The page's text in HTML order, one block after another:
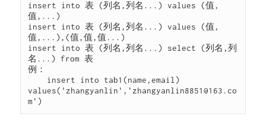
insert into 表 (列名,列名...) values (值,
值,...)
insert into 表 (列名,列名...) values (值,
值,...),(值,值,值...)
insert into 表 (列名,列名...) select (列名,列
名...) from 表
例：
values('zhangyanlin',' zhangyanlin8851@163.co
m ')